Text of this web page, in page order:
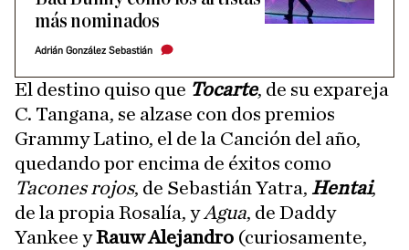
más nominados
Adrián González Sebastián
El destino quiso que Tocarte, de su expareja
C. Tangana, se alzase con dos premios
Grammy Latino, el de la Canción del año,
quedando por encima de éxitos como
Tacones rojos, de Sebastián Yatra, Hentai,
de la propia Rosalía, yAgua, de Daddy
Yankee yRauw Alejandro (curiosamente,